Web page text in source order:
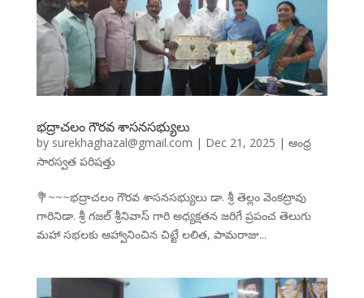
భద్రాచలం గౌరవ శాసనసభ్యులు
by surekhaghazal@gmail.com | Dec 21, 2025 | ఆంధ్ర
సారస్వత పరిషత్తు
💐~~~భద్రాచలం గౌరవ శాసనసభ్యులు డా. శ్రీ తెల్లం వెంకట్రావు
గారినిడా. శ్రీ గజల్ శ్రీనివాస్ గారి అధ్యక్షతన జరిగే ప్రపంచ తెలుగు
మహా సభలకు ఆహ్వానించిన చిట్టే లలిత, పామరాజు...